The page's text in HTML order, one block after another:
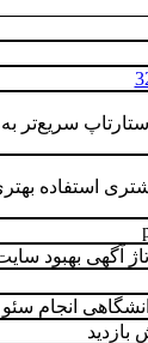
سریع‌تر
استفاده
آگهی بهبود
انجام سئو
بازدید